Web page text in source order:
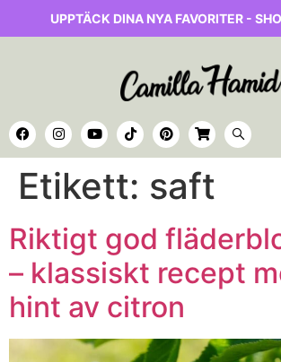
UPPTÄCK DINA NYA FAVORITER -
Etikett: saft
Riktigt god
– klassiskt recept
hint av citron